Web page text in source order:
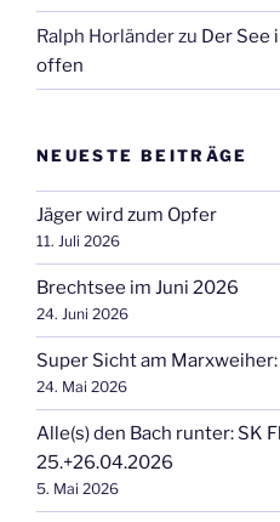
Ralph Horländerzu Der See
offen
NEUESTE BEITRÄGE
Jäger wird zum Opfer
11. Juli 2026
Brechtsee im Juni 2026
24. Juni 2026
Super Sicht am
24. Mai 2026
Alle(s) den Bach runter: SK
25.+26.04.2026
5. Mai 2026